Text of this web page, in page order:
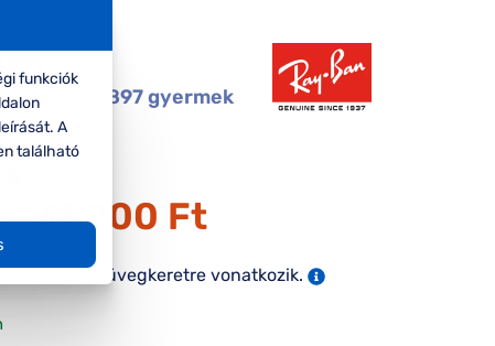
3897 gyermek
31.200 Ft
ár a szemüvegkeretre vonatkozik.
funkciók
A
található